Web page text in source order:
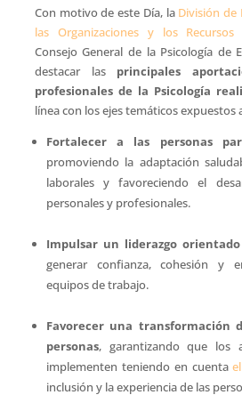
Con motivo de este Día, la División de
las Organizaciones y los Recursos
Consejo General de la Psicología de
destacar las principales
profesionales de la Psicología
línea con los ejes temáticos
Fortalecer a las personas
promoviendo la adaptación
laborales y favoreciendo el
personales y profesionales.
Impulsar un liderazgo
generar confianza, cohesión y
equipos de trabajo.
Favorecer una transformación
personas, garantizando que los
implementen teniendo en cuenta
inclusión y la experiencia de las